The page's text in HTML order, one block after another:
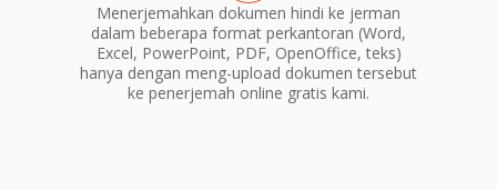
Menerjemahkan dokumen hindi ke jerman
dalam beberapa format perkantoran (Word,
Excel, PowerPoint, PDF, OpenOffice, teks)
hanya dengan meng-upload dokumen tersebut
ke penerjemah online gratis kami.